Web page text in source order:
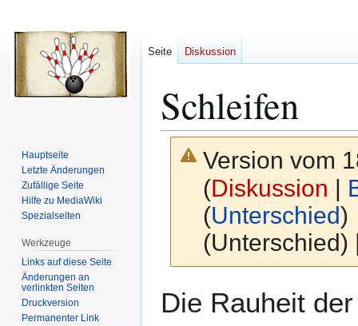
Schleifen
Version vom
(Diskussion
(Unterschied)
Navigation
Suche
Die Rauheit
Seite Diskussion
Hauptseite
Letzte Änderungen
Zufällige Seite
Hilfe zu MediaWiki
Spezialseiten
Werkzeuge
Links auf diese Seite
Änderungen an
verlinkten Seiten
Druckversion
Permanenter Link